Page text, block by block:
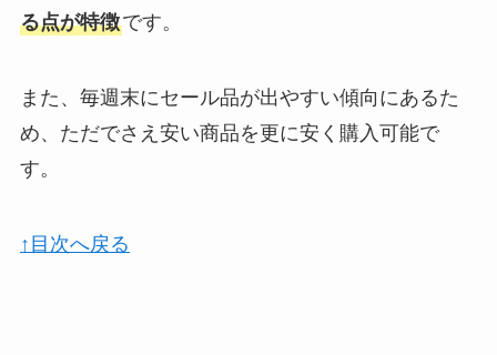
る点が特徴です。
また、毎週末にセール品が出やすい傾向にあるた
め、ただでさえ安い商品を更に安く購入可能で
す。
↑目次へ戻る